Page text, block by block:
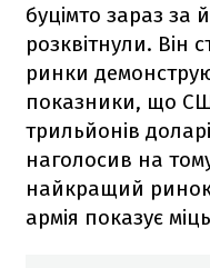
буцімто зараз за
розквітнули. Він
ринки
показники, що
трильйонів
наголосив на
найкращий
армія показує